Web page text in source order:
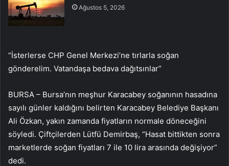
Ağustos 5, 2026
“İsterlerse CHP Genel Merkezi’ne tırlarla soğan
gönderelim. Vatandaşa bedava dağıtsınlar”
BURSA – Bursa’nın meşhur Karacabey soğanının hasadına
sayılı günler kaldığını belirten Karacabey Belediye Başkanı
Ali Özkan, yakın zamanda fiyatların normale döneceğini
söyledi. Çiftçilerden Lütfü Demirbaş, “Hasat bittikten sonra
marketlerde soğan fiyatları 7 ile 10 lira arasında değişiyor”
dedi.